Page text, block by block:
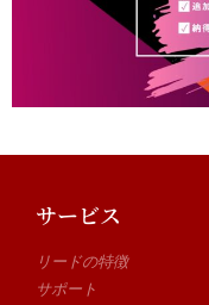
サービス
リードの特徴
サポート